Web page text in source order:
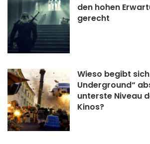
den hohen
gerecht
Wieso begibt
Underground“
unterste Niveau
Kinos?